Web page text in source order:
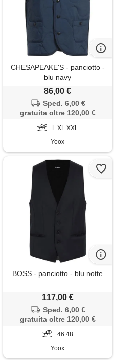
CHESAPEAKE'S - panciotto -
blu navy
86,00 €
Sped. 6,00 €
gratuita oltre 120,00 €
L XL XXL
Yoox
BOSS - panciotto - blu notte
117,00 €
Sped. 6,00 €
gratuita oltre 120,00 €
46 48
Yoox